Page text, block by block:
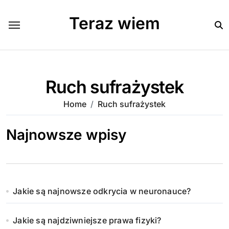
content
Teraz wiem
Ruch sufrażystek
Home Ruch sufrażystek
Najnowsze wpisy
Jakie są najnowsze odkrycia w neuronauce?
Jakie są najdziwniejsze prawa fizyki?